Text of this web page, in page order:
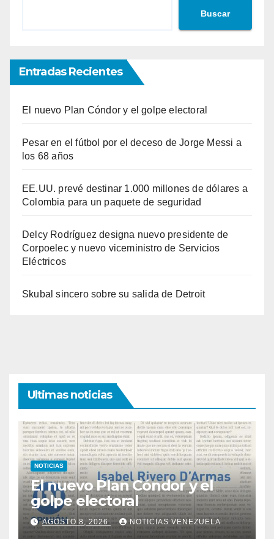
Buscar
Entradas Recientes
El nuevo Plan Cóndor y el golpe electoral
Pesar en el fútbol por el deceso de Jorge Messi a
los 68 años
EE.UU. prevé destinar 1.000 millones de dólares a
Colombia para un paquete de seguridad
Delcy Rodríguez designa nuevo presidente de
Corpoelec y nuevo viceministro de Servicios
Eléctricos
Skubal sincero sobre su salida de Detroit
Ultimas noticias
NOTICIAS
El nuevo Plan Cóndor y el
golpe electoral
AGOSTO 8, 2026 NOTICIAS VENEZUELA